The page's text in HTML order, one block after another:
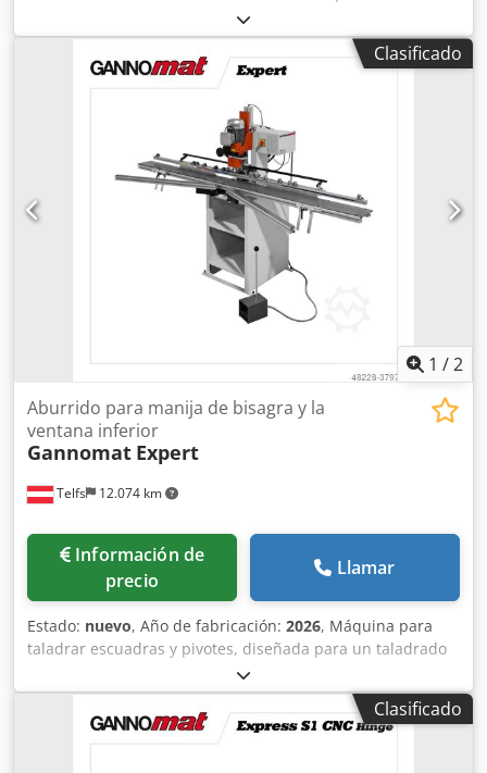
insertadora de espigas Ganner Selekta 252 Csdpjycf Iksfx
An Eerf Año de fabricación: 2009
Clasificado
1 /2
Telfs 12.074 km
Aburrido para manija de bisagra y la
ventana inferior
Gannomat Expert
Información de
precio
Llamar
Estado: nuevo, Año de fabricación: 2026, Máquina para
taladrar escuadras y pivotes, diseñada para un taladrado
preciso y eficiente de elementos de ventanas. Cjdpfxedx R
Hcj An Esrf Breve descripción: • Juego de accesorios para
taladrar escuadras. • Plantilla de taladrado según
fabricante (por ejemplo, G-U, Roto, Maco, Siegenia Aubi,
Clasificado